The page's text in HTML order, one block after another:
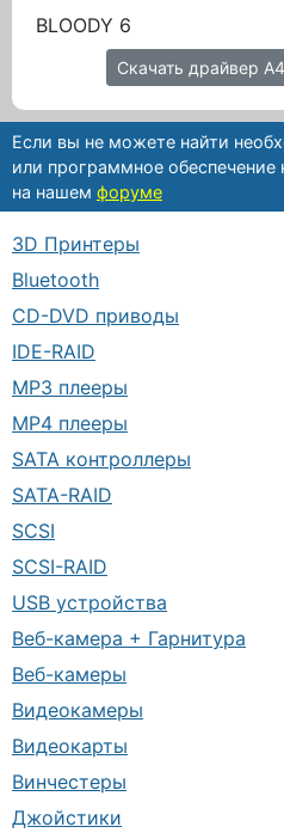
BLOODY 6
Скачать драйвер
Если вы не можете найти
или программное
на нашем форуме
3D Принтеры
Bluetooth
CD-DVD приводы
IDE-RAID
MP3 плееры
MP4 плееры
SATA контроллеры
SATA-RAID
SCSI
SCSI-RAID
USB устройства
Веб-камера + Гарнитура
Веб-камеры
Видеокамеры
Видеокарты
Винчестеры
Джойстики